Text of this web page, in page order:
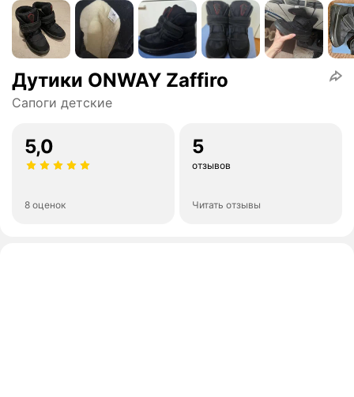
Дутики ONWAY Zaffiro
Сапоги детские
5,0
8 оценок
5
отзывов
Читать отзывы